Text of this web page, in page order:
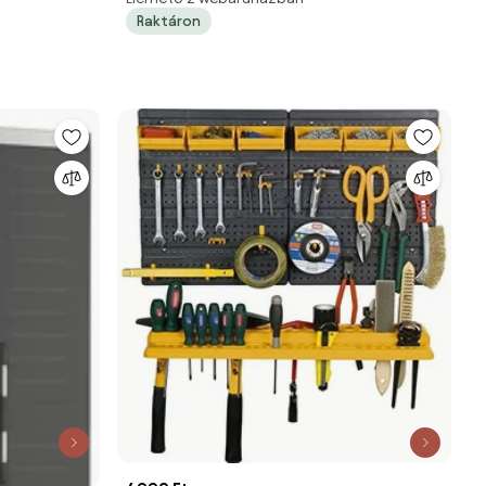
110x110x112 piros
Raktáron